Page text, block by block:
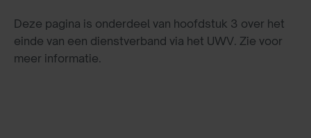
Deze pagina is onderdeel van hoofdstuk 3 over het
einde van een dienstverband via het UWV. Zie voor
meer informatie.